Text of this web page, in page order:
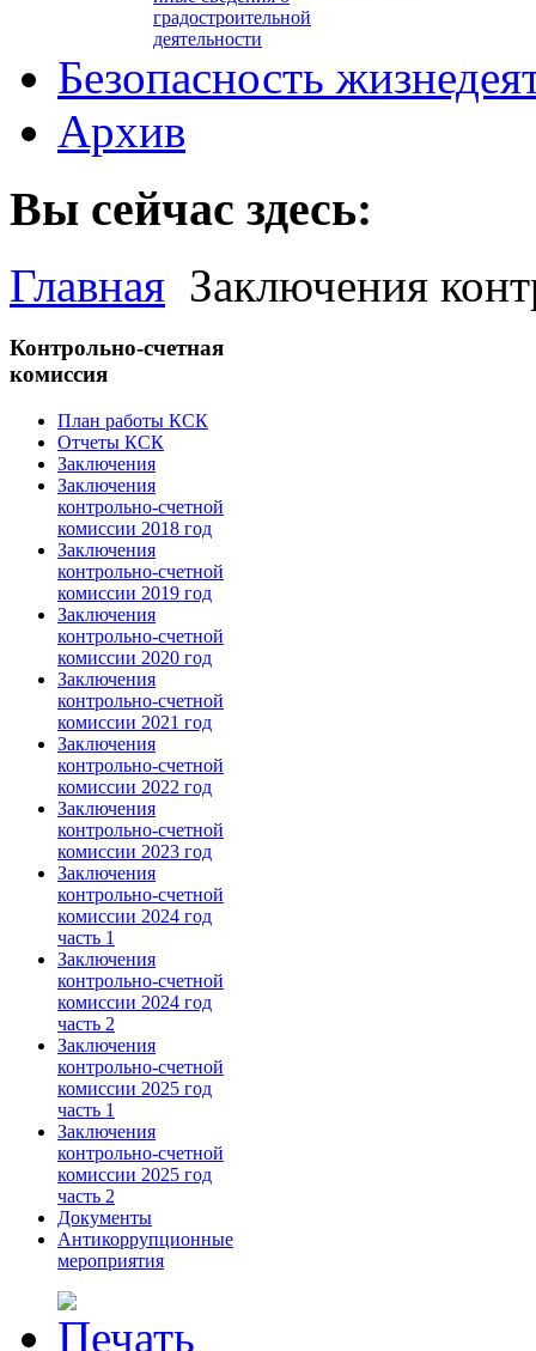
градостроительной
деятельности
Безопасность
Архив
Вы сейчас здесь:
Главная Заключения
Контрольно-счетная
комиссия
План работы КСК
Отчеты КСК
Заключения
Заключения
контрольно-счетной
комиссии 2018 год
Заключения
контрольно-счетной
комиссии 2019 год
Заключения
контрольно-счетной
комиссии 2020 год
Заключения
контрольно-счетной
комиссии 2021 год
Заключения
контрольно-счетной
комиссии 2022 год
Заключения
контрольно-счетной
комиссии 2023 год
Заключения
контрольно-счетной
комиссии 2024 год
часть 1
Заключения
контрольно-счетной
комиссии 2024 год
часть 2
Заключения
контрольно-счетной
комиссии 2025 год
часть 1
Заключения
контрольно-счетной
комиссии 2025 год
часть 2
Документы
Антикоррупционные
мероприятия